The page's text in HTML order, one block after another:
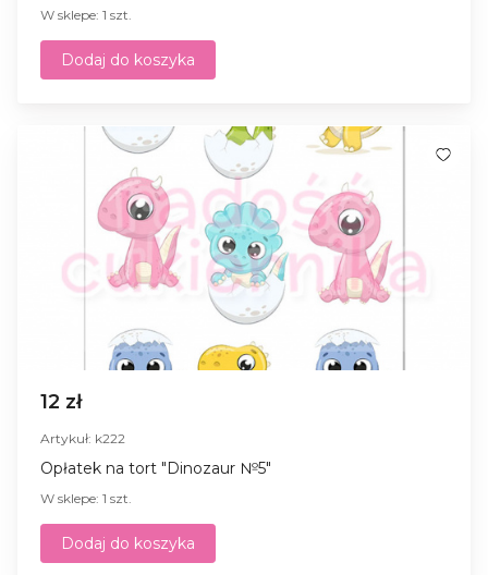
W sklepe: 1 szt.
Dodaj do koszyka
12 zł
Artykuł: k222
Opłatek na tort "Dinozaur №5"
W sklepe: 1 szt.
Dodaj do koszyka